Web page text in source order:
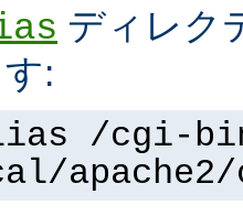
ディレク
:
/cgi-